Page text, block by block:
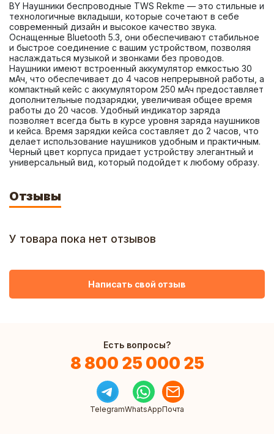
BY Наушники беспроводные TWS Rekme — это стильные и
технологичные вкладыши, которые сочетают в себе
современный дизайн и высокое качество звука.
Оснащенные Bluetooth 5.3, они обеспечивают стабильное
и быстрое соединение с вашим устройством, позволяя
наслаждаться музыкой и звонками без проводов.
Наушники имеют встроенный аккумулятор емкостью 30
мАч, что обеспечивает до 4 часов непрерывной работы, а
компактный кейс с аккумулятором 250 мАч предоставляет
дополнительные подзарядки, увеличивая общее время
работы до 20 часов. Удобный индикатор заряда
позволяет всегда быть в курсе уровня заряда наушников
и кейса. Время зарядки кейса составляет до 2 часов, что
делает использование наушников удобным и практичным.
Черный цвет корпуса придает устройству элегантный и
универсальный вид, который подойдет к любому образу.
Отзывы
У товара пока нет отзывов
Написать свой отзыв
Есть вопросы?
8 800 25 000 25
TelegramWhatsAppПочта